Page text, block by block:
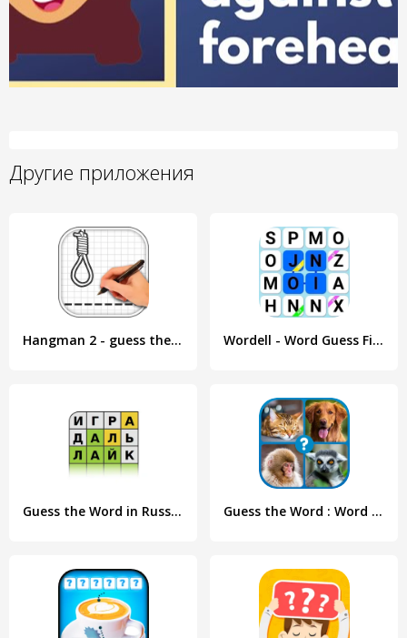
Другие приложения
Hangman 2 - guess the word Wordell - Word Guess Fillword
Guess the Word in Russian Guess the Word : Word Puzzle